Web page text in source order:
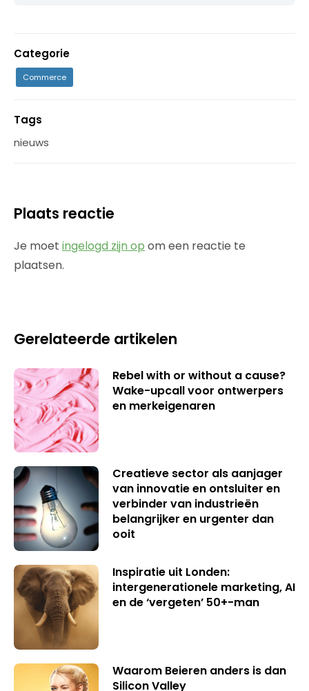
Categorie
Commerce
Tags
nieuws
Plaats reactie
Je moet ingelogd zijn op om een reactie te
plaatsen.
Gerelateerde artikelen
Rebel with or without a cause?
Wake-upcall voor ontwerpers
en merkeigenaren
Creatieve sector als aanjager
van innovatie en ontsluiter en
verbinder van industrieën
belangrijker en urgenter dan
ooit
Inspiratie uit Londen:
intergenerationele marketing, AI
en de ‘vergeten’ 50+-man
Waarom Beieren anders is dan
Silicon Valley